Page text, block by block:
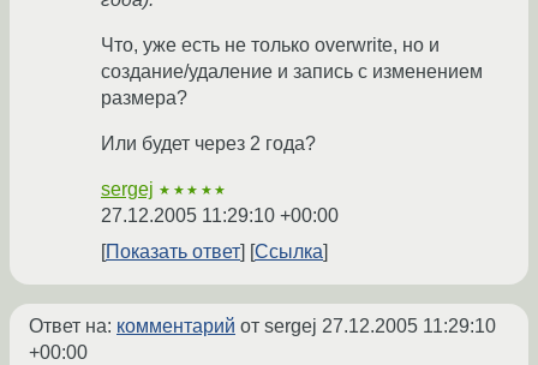
Что, уже есть не только overwrite, но и
создание/удаление и запись с изменением
размера?
Или будет через 2 года?
sergej ★★★★★
27.12.2005 11:29:10 +00:00
Показать ответ
Ссылка
Ответ на: комментарий от sergej 27.12.2005 11:29:10
+00:00